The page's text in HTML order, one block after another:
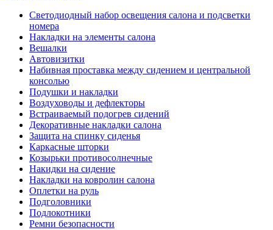
Светодиодный набор освещения салона и подсветки
номера
Накладки на элементы салона
Вешалки
Автовизитки
Набивная проставка между сидением и центральной
консолью
Подушки и накладки
Воздуховоды и дефлекторы
Встраиваемый подогрев сидений
Декоративные накладки салона
Защита на спинку сиденья
Каркасные шторки
Козырьки противосолнечные
Накидки на сидение
Накладки на ковролин салона
Оплетки на руль
Подголовники
Подлокотники
Ремни безопасности